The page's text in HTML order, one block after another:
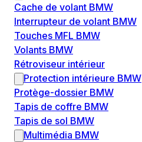
Cache de volant BMW
Interrupteur de volant BMW
Touches MFL BMW
Volants BMW
Rétroviseur intérieur
Protection intérieure BMW
Protège-dossier BMW
Tapis de coffre BMW
Tapis de sol BMW
Multimédia BMW